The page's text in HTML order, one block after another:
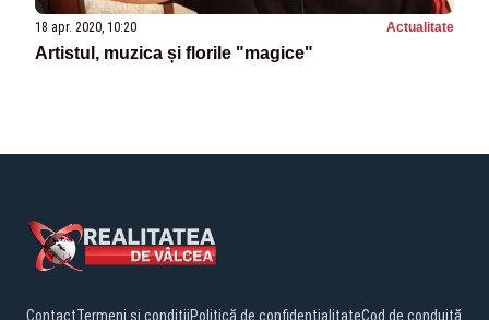
18 apr. 2020, 10:20 Actualitate
Artistul, muzica și florile "magice"
ContactTermeni și condițiiPolitică de confidențialitateCod de conduită